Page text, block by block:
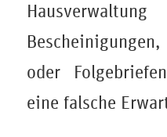
oder
eine falsche